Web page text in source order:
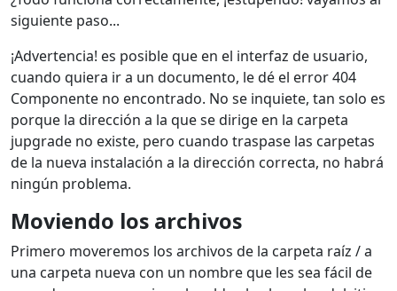
siguiente paso...
¡Advertencia! es posible que en el interfaz de usuario,
cuando quiera ir a un documento, le dé el error 404
Componente no encontrado. No se inquiete, tan solo es
porque la dirección a la que se dirige en la carpeta
jupgrade no existe, pero cuando traspase las carpetas
de la nueva instalación a la dirección correcta, no habrá
ningún problema.
Moviendo los archivos
Primero moveremos los archivos de la carpeta raíz / a
una carpeta nueva con un nombre que les sea fácil de